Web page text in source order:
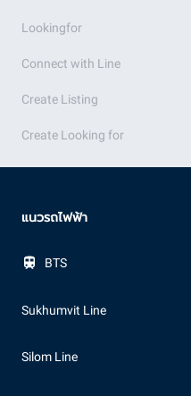
Lookingfor
Connect with Line
Create Listing
Create Looking for
แนวรถไฟฟ้า
BTS
Sukhumvit Line
Silom Line